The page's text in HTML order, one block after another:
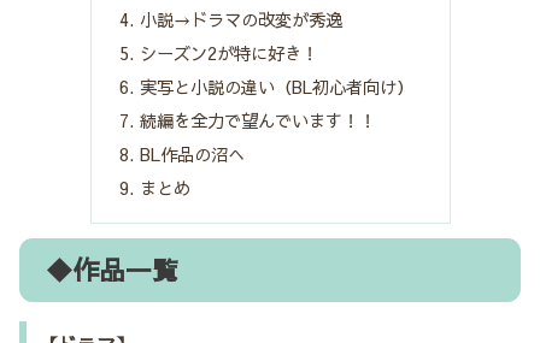
小説→ドラマの改変が秀逸
シーズン2が特に好き！
実写と小説の違い（BL初心者向け）
続編を全力で望んでいます！！
BL作品の沼へ
まとめ
◆作品一覧